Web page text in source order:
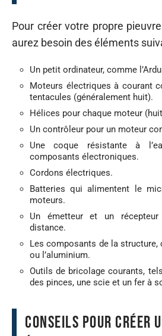
Pour créer votre propre
aurez besoin des éléments
Un petit ordinateur, comme
Moteurs électriques à courant
tentacules (généralement huit).
Hélices pour chaque moteur
Un contrôleur pour un moteur
Une coque résistante à
composants électroniques.
Cordons électriques.
Batteries qui alimentent le
moteurs.
Un émetteur et un
distance.
Les composants de la
ou l’aluminium.
Outils de bricolage courants,
des pinces, une scie et un fer à
Conseils pour créer